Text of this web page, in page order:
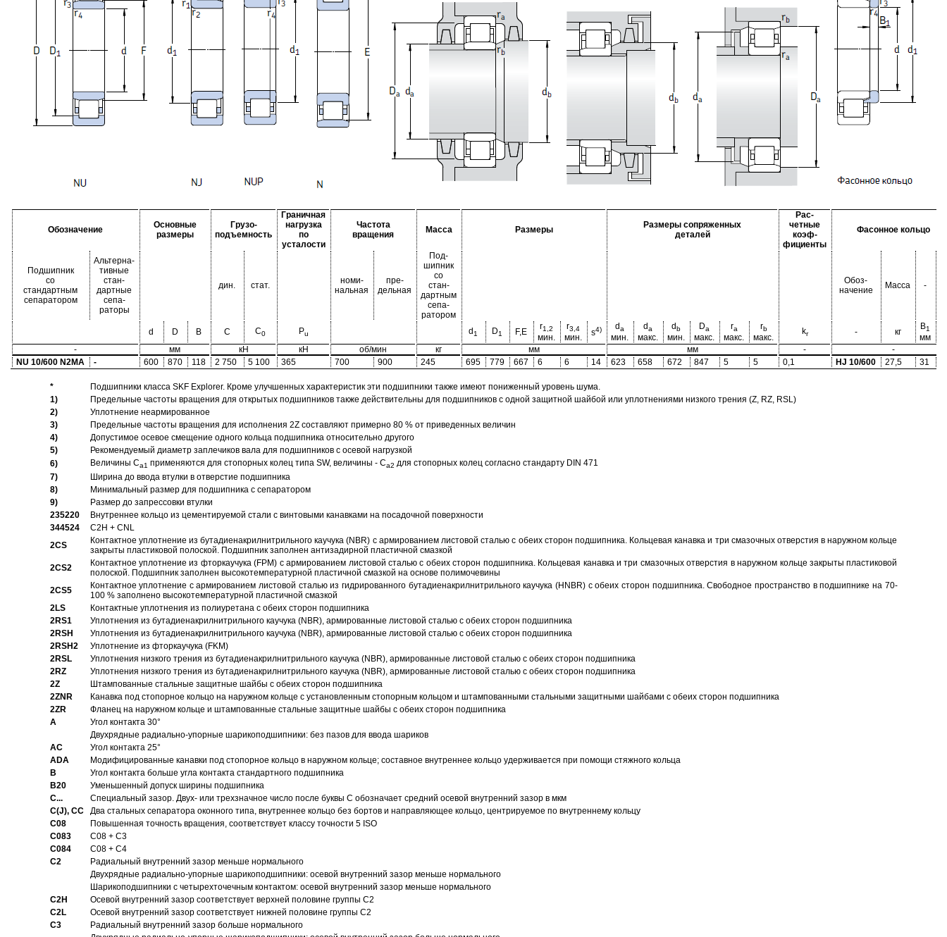
Обозначение
Основные
размеры
Грузо-
подъемность
Граничная
нагрузка
по
усталости
Частота
вращения
Масса Размеры
Размеры сопряженных
деталей
Рас-
четные
коэф-
фициенты
Фасонное кольцо
Подшипник
со
стандартным
сепаратором
Альтерна-
тивные
стан-
дартные
сепа-
раторы
дин. стат.
номи-
нальная
пре-
дельная
Под-
шипник
со
стан-
дартным
сепа-
ратором
Обоз-
начение
Масса -
d D B C C0 Pu d1 D1 F,E
r1,2
мин.
r3,4
мин.
s4) da
мин.
da
макс.
d b
мин.
Da
макс.
ra
макс.
rb
макс.
kr - кг
B1
мм
-
мм кН кН об/мин кг мм мм -
-
NU 10/600 N2MA
- 600 870 118 2 750 5 100 365 700 900 245 695 779 667 6 6 14 623 658 672 847 5 5 0,1 HJ 10/600 27,5 31
*
Подшипники класса SKF Explorer. Кроме улучшенных характеристик эти подшипники также имеют пониженный уровень шума.
1)
Предельные частоты вращения для открытых подшипников также действительны для подшипников с одной защитной шайбой или уплотнениями низкого трения (Z, RZ, RSL)
2)
Уплотнение неармированное
3)
Предельные частоты вращения для исполнения 2Z составляют примерно 80 % от приведенных величин
4)
Допустимое осевое смещение одного кольца подшипника относительно другого
5)
Рекомендуемый диаметр заплечиков вала для подшипников с осевой нагрузкой
6)
Величины Ca1 применяются для стопорных колец типа SW, величины - Ca2 для стопорных колец согласно стандарту DIN 471
7)
Ширина до ввода втулки в отверстие подшипника
8)
Минимальный размер для подшипника с сепаратором
9)
Размер до запрессовки втулки
235220
Внутреннее кольцо из цементируемой стали с винтовыми канавками на посадочной поверхности
344524
C2H + CNL
2CS
Контактное уплотнение из бутадиенакрилнитрильного каучука (NBR) с армированием листовой сталью с обеих сторон подшипника. Кольцевая канавка и три смазочных отверстия в наружном кольце
закрыты пластиковой полоской. Подшипник заполнен антизадирной пластичной смазкой
2CS2
Контактное уплотнение из фторкаучука (FPM) с армированием листовой сталью с обеих сторон подшипника. Кольцевая канавка и три смазочных отверстия в наружном кольце закрыты пластиковой
полоской. Подшипник заполнен высокотемпературной пластичной смазкой на основе полимочевины
2CS5
Контактное уплотнение с армированием листовой сталью из гидрированного бутадиенакрилнитрильного каучука (HNBR) с обеих сторон подшипника. Свободное пространство в подшипнике на 70-
100 % заполнено высокотемпературной пластичной смазкой
2LS
Контактные уплотнения из полиуретана с обеих сторон подшипника
2RS1
Уплотнения из бутадиенакрилнитрильного каучука (NBR), армированные листовой сталью с обеих сторон подшипника
2RSH
Уплотнения из бутадиенакрилнитрильного каучука (NBR), армированные листовой сталью с обеих сторон подшипника
2RSH2
Уплотнение из фторкаучука (FKM)
2RSL
Уплотнения низкого трения из бутадиенакрилнитрильного каучука (NBR), армированные листовой сталью с обеих сторон подшипника
2RZ
Уплотнения низкого трения из бутадиенакрилнитрильного каучука (NBR), армированные листовой сталью с обеих сторон подшипника
2Z
Штампованные стальные защитные шайбы с обеих сторон подшипника
2ZNR
Канавка под стопорное кольцо на наружном кольце с установленным стопорным кольцом и штампованными стальными защитными шайбами с обеих сторон подшипника
2ZR
Фланец на наружном кольце и штампованные стальные защитные шайбы с обеих сторон подшипника
A
Угол контакта 30°
Двухрядные радиально-упорные шарикоподшипники: без пазов для ввода шариков
AC
Угол контакта 25°
ADA
Модифицированные канавки под стопорное кольцо в наружном кольце; составное внутреннее кольцо удерживается при помощи стяжного кольца
B
Угол контакта больше угла контакта стандартного подшипника
B20
Уменьшенный допуск ширины подшипника
C...
Специальный зазор. Двух- или трехзначное число после буквы С обозначает средний осевой внутренний зазор в мкм
C(J), CC
Два стальных сепаратора оконного типа, внутреннее кольцо без бортов и направляющее кольцо, центрируемое по внутреннему кольцу
C08
Повышенная точность вращения, соответствует классу точности 5 ISO
C083
C08 + C3
C084
C08 + C4
C2
Pадиальный внутренний зазор меньше нормального
Двухрядные радиально-упорные шарикоподшипники: осевой внутренний зазор меньше нормального
Шарикоподшипники с четырехточечным контактом: осевой внутренний зазор меньше нормального
C2H
Осевой внутренний зазор соответствует верхней половине группы C2
C2L
Осевой внутренний зазор соответствует нижней половине группы C2
C3
Pадиальный внутренний зазор больше нормального